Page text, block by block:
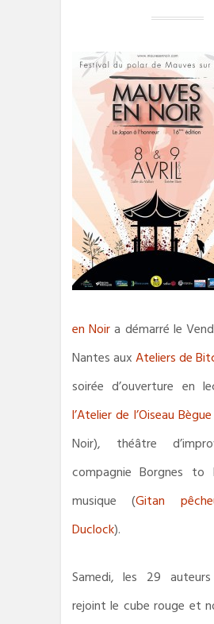
en Noira démarré le
Nantes auxAteliers de
soirée d’ouverture en
l’Atelier de l’Oiseau Bègue
Noir), théâtre
compagnie Borgnes
musique (Gitan
Duclock).
Samedi, les 29
rejoint le cube rouge et